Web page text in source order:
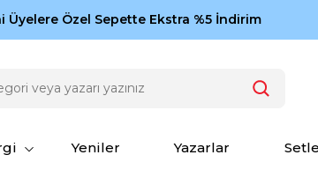
eserler Ketebe'de: Cengiz Aytmatov
Üyelere Özel Sepette Ekstra %5 İndirim
Yeniler Yazarlar